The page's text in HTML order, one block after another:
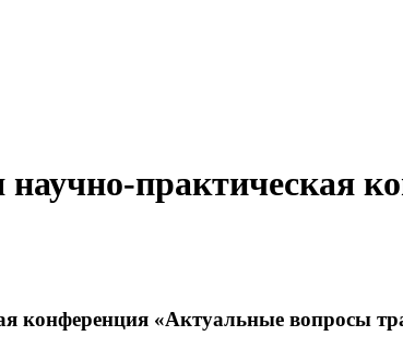
практическая
конференция «Актуальные вопросы